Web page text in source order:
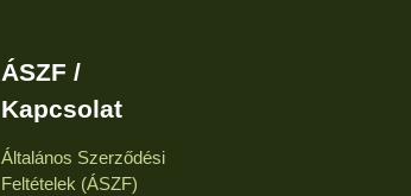
ÁSZF /
Kapcsolat
Általános Szerződési
Feltételek (ÁSZF)